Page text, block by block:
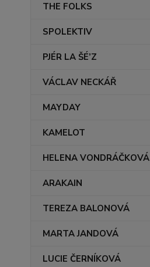
THE FOLKS
SPOLEKTIV
PJÉR LA ŠÉ’Z
VÁCLAV NECKÁŘ
MAYDAY
KAMELOT
HELENA VONDRÁČKOVÁ
ARAKAIN
TEREZA BALONOVÁ
MARTA JANDOVÁ
LUCIE ČERNÍKOVÁ